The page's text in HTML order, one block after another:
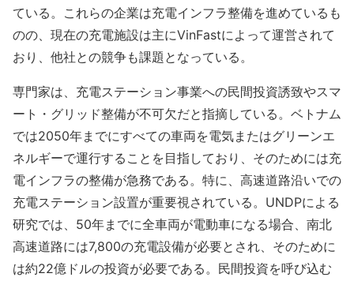
ている。これらの企業は充電インフラ整備を進めているも
のの、現在の充電施設は主にVinFastによって運営されて
おり、他社との競争も課題となっている。
専門家は、充電ステーション事業への民間投資誘致やスマ
ート・グリッド整備が不可欠だと指摘している。ベトナム
では2050年までにすべての車両を電気またはグリーンエ
ネルギーで運行することを目指しており、そのためには充
電インフラの整備が急務である。特に、高速道路沿いでの
充電ステーション設置が重要視されている。UNDPによる
研究では、50年までに全車両が電動車になる場合、南北
高速道路には7,800の充電設備が必要とされ、そのために
は約22億ドルの投資が必要である。民間投資を呼び込む